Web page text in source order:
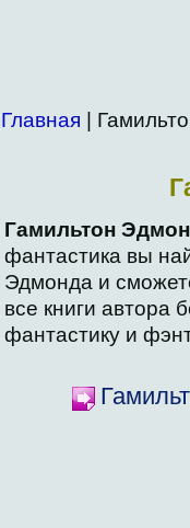
Главная |
Гамильтон
фантастика вы
Эдмонда и
все книги автора
фантастику и